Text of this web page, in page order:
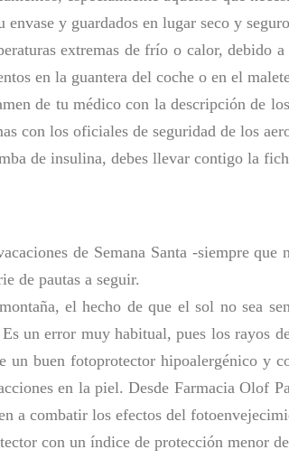
y guardados en lugar seco y
extremas de frío o calor, debido
en la guantera del coche o en el
de tu médico con la descripción de
con los oficiales de seguridad de los
de insulina, debes llevar contigo la
de Semana Santa -siempre
de pautas a seguir.
el hecho de que el sol no sea
un error muy habitual, pues los rayos
un buen fotoprotector hipoalergénico y
en la piel. Desde Farmacia Olof
a combatir los efectos del
con un índice de protección menor